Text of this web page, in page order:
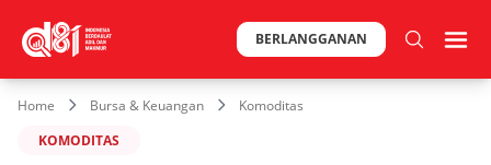
BERLANGGANAN
Home Bursa & Keuangan
Komoditas
KOMODITAS